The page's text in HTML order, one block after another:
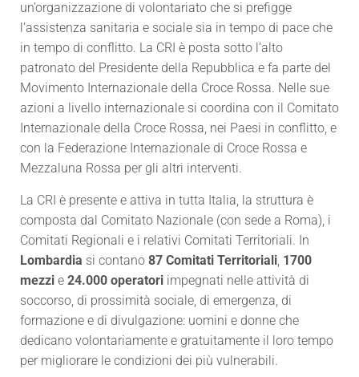
un’organizzazione di volontariato che si prefigge
l’assistenza sanitaria e sociale sia in tempo di pace che
in tempo di conflitto. La CRI è posta sotto l’alto
patronato del Presidente della Repubblica e fa parte del
Movimento Internazionale della Croce Rossa. Nelle sue
azioni a livello internazionale si coordina con il Comitato
Internazionale della Croce Rossa, nei Paesi in conflitto, e
con la Federazione Internazionale di Croce Rossa e
Mezzaluna Rossa per gli altri interventi.
La CRI è presente e attiva in tutta Italia, la struttura è
composta dal Comitato Nazionale (con sede a Roma), i
Comitati Regionali e i relativi Comitati Territoriali. In
Lombardia si contano 87 Comitati Territoriali, 1700
mezzi e 24.000 operatori impegnati nelle attività di
soccorso, di prossimità sociale, di emergenza, di
formazione e di divulgazione: uomini e donne che
dedicano volontariamente e gratuitamente il loro tempo
per migliorare le condizioni dei più vulnerabili.